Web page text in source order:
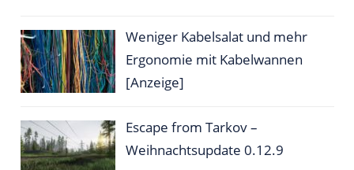
Weniger Kabelsalat und mehr
Ergonomie mit Kabelwannen
[Anzeige]
Escape from Tarkov –
Weihnachtsupdate 0.12.9